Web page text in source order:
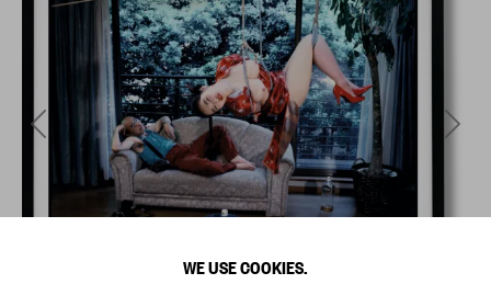
WE USE COOKIES.